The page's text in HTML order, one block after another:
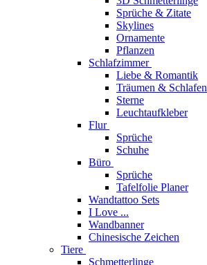
Sprüche & Zitate
Skylines
Ornamente
Pflanzen
Schlafzimmer
Liebe & Romantik
Träumen & Schlafen
Sterne
Leuchtaufkleber
Flur
Sprüche
Schuhe
Büro
Sprüche
Tafelfolie Planer
Wandtattoo Sets
I Love ...
Wandbanner
Chinesische Zeichen
Tiere
Schmetterlinge